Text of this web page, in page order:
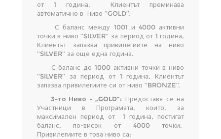
от 1 година, Клиентът преминава
автоматично в ниво ‘’GOLD’’.
С баланс между 1001 и 4000 активни
точки в ниво ‘’SILVER’’ за период от 1 година,
Клиентът запазва привилегиите на ниво
‘’SILVER’’ за още една година.
С баланс до 1000 активни точки в ниво
‘’SILVER’’ за период от 1 година, Клиентът
запазва привилегиите си от ниво ‘’BRONZE’’.
3-то Ниво – „GOLD“: Предоставя се на
Участници в Програмата, които, за
максимален период от 1 година, постигат
баланс, по-висок от 4000 точки.
Привилегиите в това ниво са: